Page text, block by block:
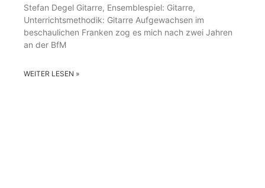
Stefan Degel Gitarre, Ensemblespiel: Gitarre,
Unterrichtsmethodik: Gitarre Aufgewachsen im
beschaulichen Franken zog es mich nach zwei Jahren
an der BfM
WEITER LESEN »